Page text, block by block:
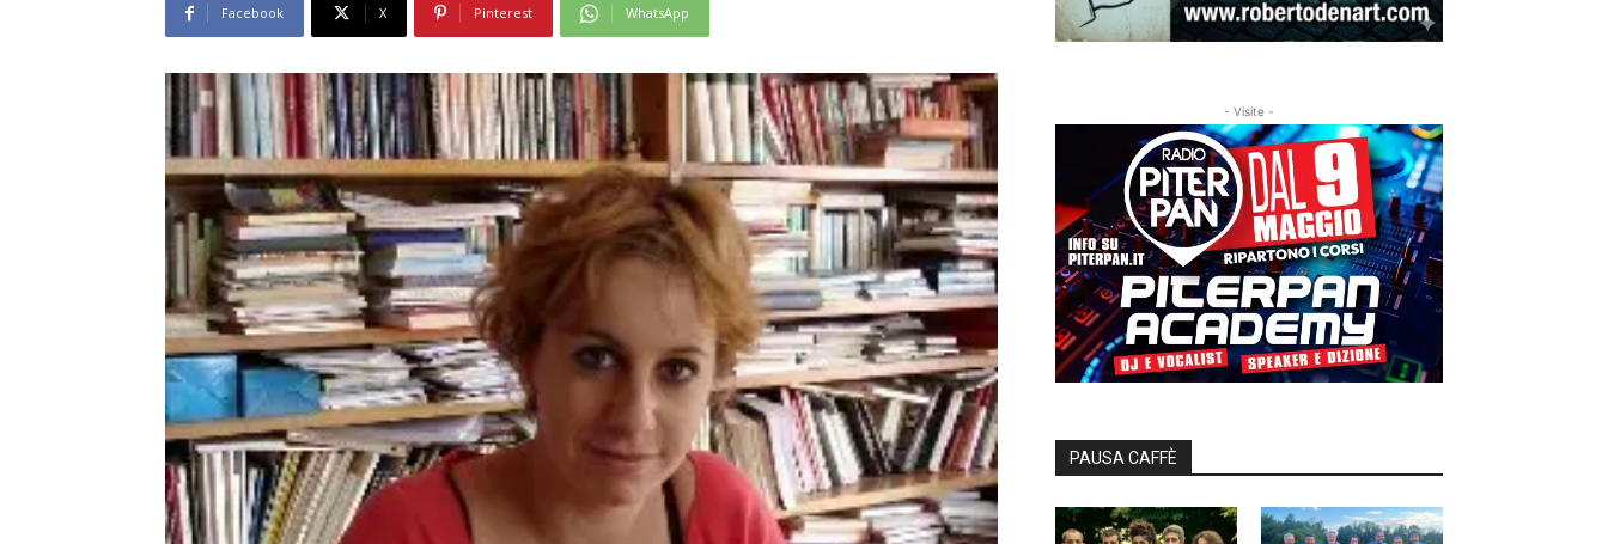
Facebook X Pinterest WhatsApp
- Visite -
PAUSA CAFFÈ